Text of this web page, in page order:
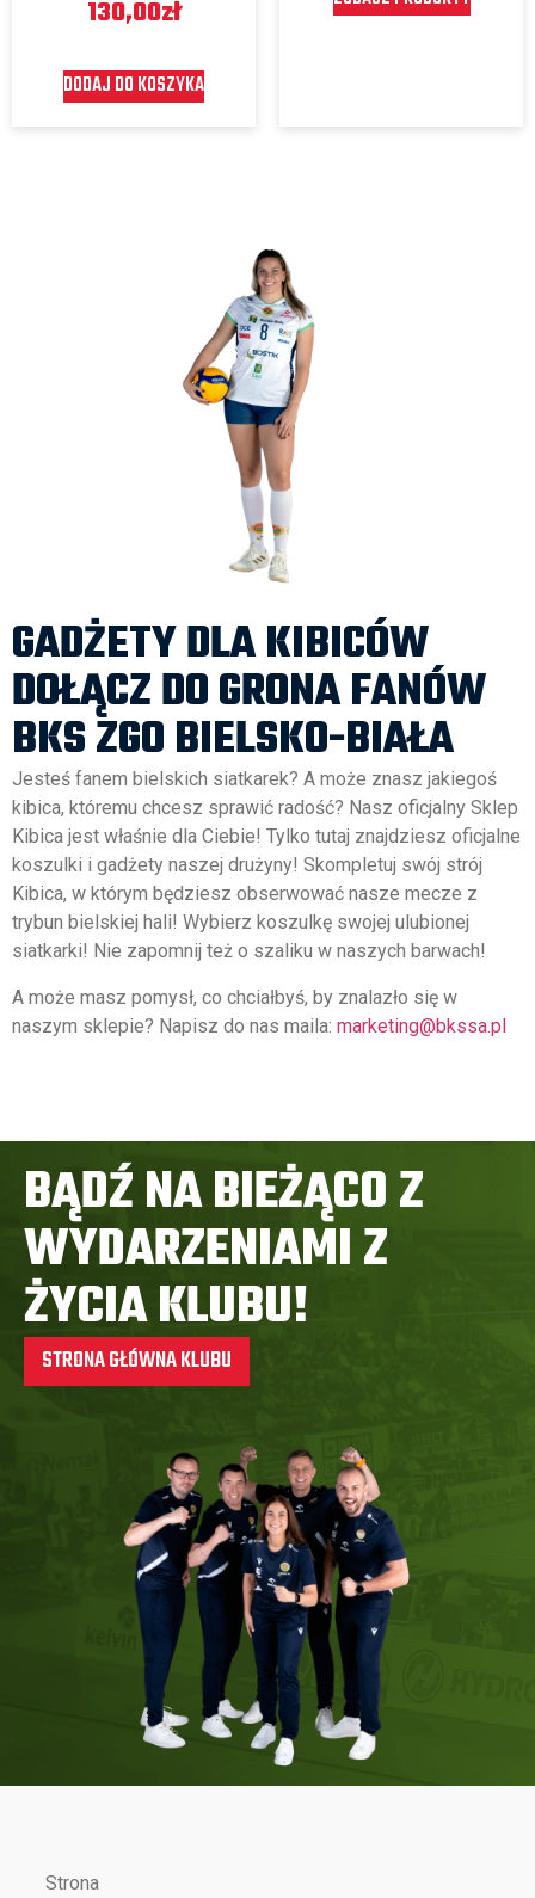
130,00zł
DODAJ DO KOSZYKA
GADŻETY DLA KIBICÓW
DOŁĄCZ DO GRONA FANÓW
BKS ZGO BIELSKO-BIAŁA
Jesteś fanem bielskich siatkarek? A może znasz jakiegoś
kibica, któremu chcesz sprawić radość? Nasz oficjalny Sklep
Kibica jest właśnie dla Ciebie! Tylko tutaj znajdziesz oficjalne
koszulki i gadżety naszej drużyny! Skompletuj swój strój
Kibica, w którym będziesz obserwować nasze mecze z
trybun bielskiej hali! Wybierz koszulkę swojej ulubionej
siatkarki! Nie zapomnij też o szaliku w naszych barwach!
A może masz pomysł, co chciałbyś, by znalazło się w
naszym sklepie? Napisz do nas maila: marketing@bkssa.pl
BĄDŹ NA BIEŻĄCO Z
WYDARZENIAMI Z
ŻYCIA KLUBU!
STRONA GŁÓWNA KLUBU
Strona